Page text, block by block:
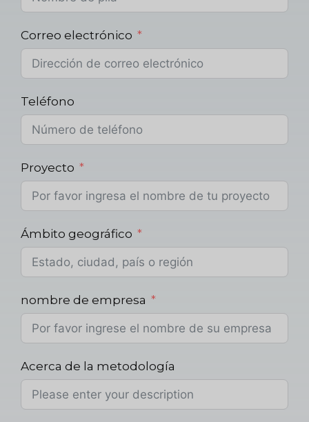
Correo electrónico
Teléfono
Proyecto
Ámbito geográfico
nombre de empresa
Acerca de la metodología